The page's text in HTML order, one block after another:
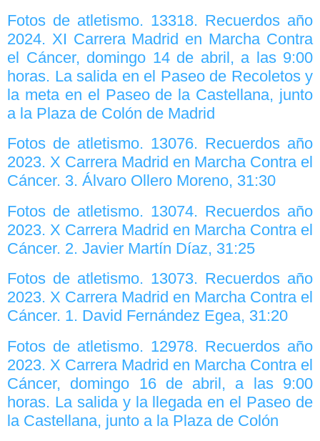
Fotos de atletismo. 13318. Recuerdos año
2024. XI Carrera Madrid en Marcha Contra
el Cáncer, domingo 14 de abril, a las 9:00
horas. La salida en el Paseo de Recoletos y
la meta en el Paseo de la Castellana, junto
a la Plaza de Colón de Madrid
Fotos de atletismo. 13076. Recuerdos año
2023. X Carrera Madrid en Marcha Contra el
Cáncer. 3. Álvaro Ollero Moreno, 31:30
Fotos de atletismo. 13074. Recuerdos año
2023. X Carrera Madrid en Marcha Contra el
Cáncer. 2. Javier Martín Díaz, 31:25
Fotos de atletismo. 13073. Recuerdos año
2023. X Carrera Madrid en Marcha Contra el
Cáncer. 1. David Fernández Egea, 31:20
Fotos de atletismo. 12978. Recuerdos año
2023. X Carrera Madrid en Marcha Contra el
Cáncer, domingo 16 de abril, a las 9:00
horas. La salida y la llegada en el Paseo de
la Castellana, junto a la Plaza de Colón